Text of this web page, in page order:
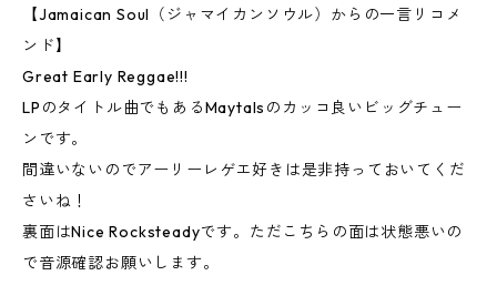
【Jamaican Soul（ジャマイカンソウル）からの一言リコメ
ンド】
Great Early Reggae!!!
LPのタイトル曲でもあるMaytalsのカッコ良いビッグチュー
ンです。
間違いないのでアーリーレゲエ好きは是非持っておいてくだ
さいね！
裏面はNice Rocksteadyです。ただこちらの面は状態悪いの
で音源確認お願いします。